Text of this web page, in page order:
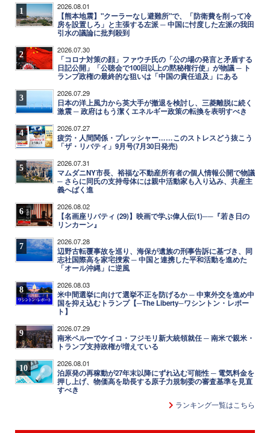
1 2026.08.01
【熊本地震】"クーラーなし避難所"で、「防衛費を削って冷
房を設置しろ」と主張する左派 ─ 中国に忖度した左派の我田
引水の議論に批判殺到
2 2026.07.30
「コロナ対策の顔」ファウチ氏の「公の場の発言と矛盾する
日記公開」「公聴会で100回以上の黙秘権行使」が物議 ─ ト
ランプ政権の最終的な狙いは「中国の責任追及」にある
3 2026.07.29
日本の洋上風力から英大手が撤退を検討し、三菱離脱に続く
激震 ─ 政府はもう潔くエネルギー政策の転換を表明すべき
4 2026.07.27
疲労・人間関係・プレッシャー……このストレスどう抜こう
「ザ・リバティ」9月号(7月30日発売)
5 2026.07.31
マムダニNY市長、裕福な不動産所有者の個人情報公開で物議
─ さらに同氏の支持母体には親中活動家も入り込み、共産主
義へばく進
6 2026.08.02
【名画座リバティ (29)】映画で学ぶ偉人伝(1)──『若き日の
リンカーン』
7 2026.07.28
辺野古転覆事故を巡り、海保が遺族の刑事告訴に基づき、同
志社国際高を家宅捜索 ─ 中国と連携した平和活動を進めた
「オール沖縄」に逆風
8 2026.08.03
米中間選挙に向けて選挙不正を防げるか ─ 中東外交を進め中
国を抑え込むトランプ【─The Liberty─ワシントン・レポー
ト】
9 2026.07.29
南米ペルーでケイコ・フジモリ新大統領就任 ─ 南米で親米・
トランプ支持政権が増えている
10 2026.08.01
泊原発の再稼動が27年末以降にずれ込む可能性 ─ 電気料金を
押し上げ、物価高を助長する原子力規制委の審査基準を見直
すべき
ランキング一覧はこちら